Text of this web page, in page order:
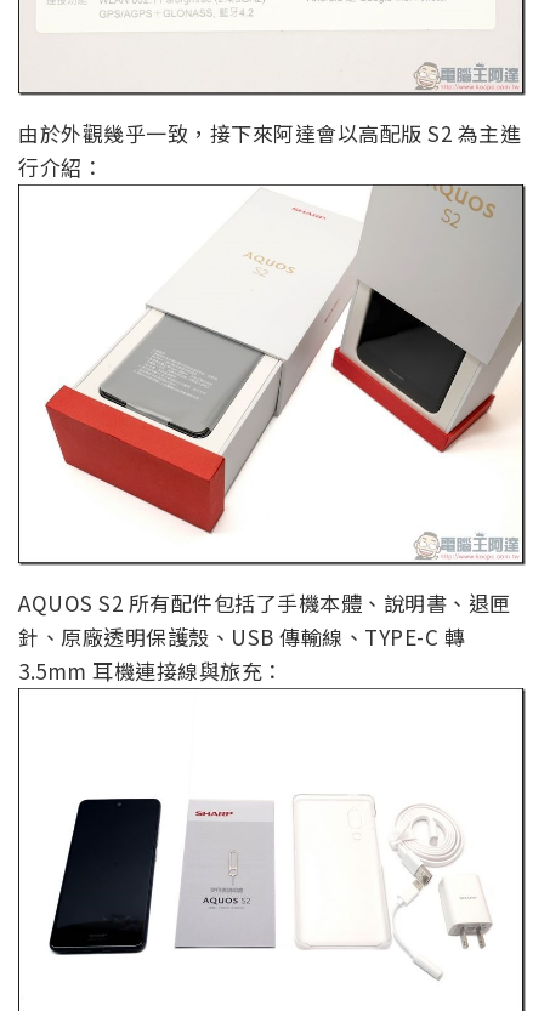
由於外觀幾乎一致，接下來阿達會以高配版 S2 為主進
行介紹：
AQUOS S2 所有配件包括了手機本體、說明書、退匣
針、原廠透明保護殼、USB 傳輸線、TYPE-C 轉
3.5mm 耳機連接線與旅充：